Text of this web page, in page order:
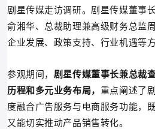
剧星传媒走访调研。剧星传媒董事
俞湘华、 总裁助理兼高级财务总监
企业发展、政策支持、行业机遇等
参观期间， 剧星传媒董事长兼总裁
历程和多元业务布局， 重点阐述了
度融合广告服务与电商服务功能，
又能切实推动产品销售转化。